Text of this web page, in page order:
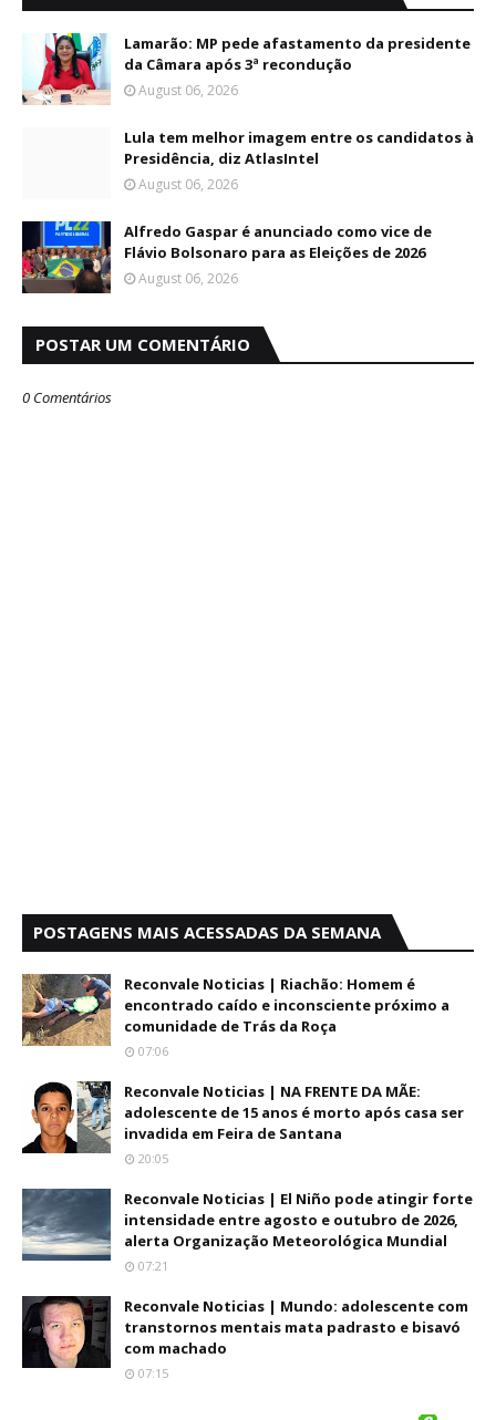
Lamarão: MP pede afastamento da presidente
da Câmara após 3ª recondução
August 06, 2026
Lula tem melhor imagem entre os candidatos à
Presidência, diz AtlasIntel
August 06, 2026
Alfredo Gaspar é anunciado como vice de
Flávio Bolsonaro para as Eleições de 2026
August 06, 2026
POSTAR UM COMENTÁRIO
0 Comentários
POSTAGENS MAIS ACESSADAS DA SEMANA
Reconvale Noticias | Riachão: Homem é
encontrado caído e inconsciente próximo a
comunidade de Trás da Roça
07:06
Reconvale Noticias | NA FRENTE DA MÃE:
adolescente de 15 anos é morto após casa ser
invadida em Feira de Santana
20:05
Reconvale Noticias | El Niño pode atingir forte
intensidade entre agosto e outubro de 2026,
alerta Organização Meteorológica Mundial
07:21
Reconvale Noticias | Mundo: adolescente com
transtornos mentais mata padrasto e bisavó
com machado
07:15